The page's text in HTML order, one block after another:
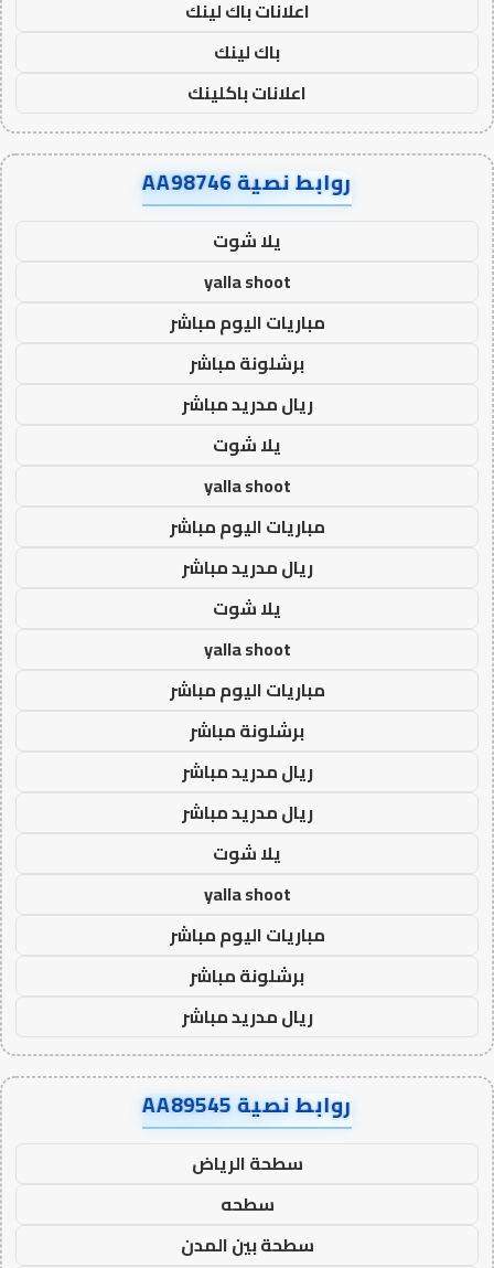
اعلانات باك لينك
باك لينك
اعلانات باكلينك
روابط نصية AA98746
يلا شوت
yalla shoot
مباريات اليوم مباشر
برشلونة مباشر
ريال مدريد مباشر
يلا شوت
yalla shoot
مباريات اليوم مباشر
ريال مدريد مباشر
يلا شوت
yalla shoot
مباريات اليوم مباشر
برشلونة مباشر
ريال مدريد مباشر
ريال مدريد مباشر
يلا شوت
yalla shoot
مباريات اليوم مباشر
برشلونة مباشر
ريال مدريد مباشر
روابط نصية AA89545
سطحة الرياض
سطحه
سطحة بين المدن